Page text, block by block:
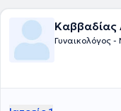
Καββαδίας
Γυναικολόγος